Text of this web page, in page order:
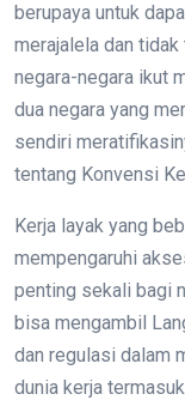
berupaya untuk
merajalela dan tidak
negara-negara ikut
dua negara yang
sendiri
tentang Konvensi
Kerja layak yang
mempengaruhi
penting sekali bagi
bisa mengambil
dan regulasi dalam
dunia kerja